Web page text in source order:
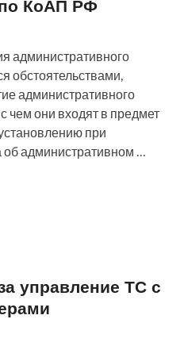
КоАП РФ
административного
обстоятельствами,
административного
чем они входят в предмет
при
административном …
управление ТС с